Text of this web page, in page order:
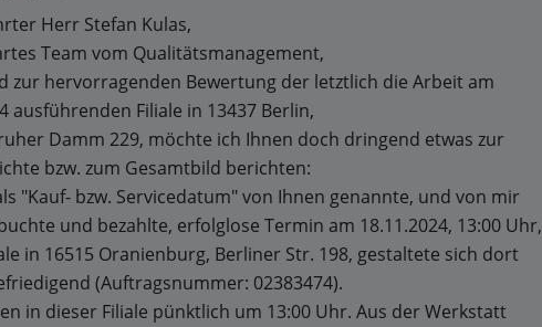
Herr Stefan Kulas,
Team vom Qualitätsmanagement,
zur hervorragenden Bewertung der letztlich die Arbeit am
ausführenden Filiale in 13437 Berlin,
Damm 229, möchte ich Ihnen doch dringend etwas zur
bzw. zum Gesamtbild berichten:
"Kauf- bzw. Servicedatum" von Ihnen genannte, und von mir
und bezahlte, erfolglose Termin am 18.11.2024, 13:00 Uhr,
in 16515 Oranienburg, Berliner Str. 198, gestaltete sich dort
(Auftragsnummer: 02383474).
in dieser Filiale pünktlich um 13:00 Uhr. Aus der Werkstatt